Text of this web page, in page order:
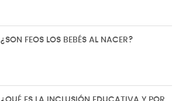
¿SON FEOS LOS BEBÉS AL NACER?